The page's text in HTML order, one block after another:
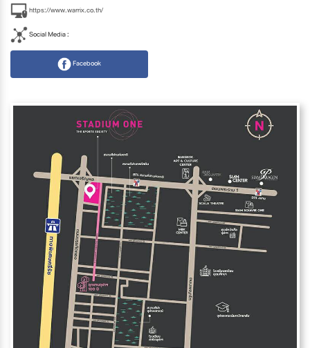
https://www.warrix.co.th/
Social Media :
Facebook